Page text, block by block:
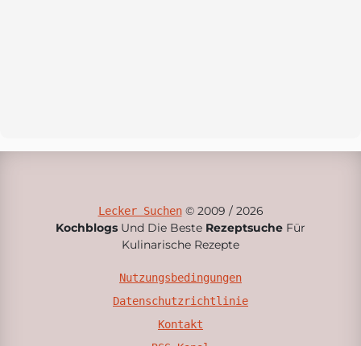
Lecker Suchen© 2009 / 2026
Kochblogs Und Die Beste Rezeptsuche Für
Kulinarische Rezepte
Nutzungsbedingungen
Datenschutzrichtlinie
Kontakt